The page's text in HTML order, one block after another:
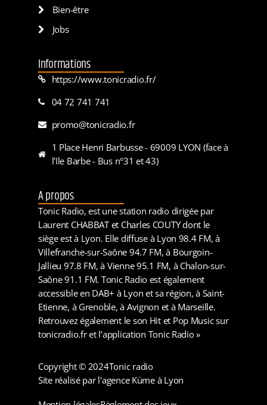
Bien-être
Jobs
Informations
https://www.tonicradio.fr/
04 72 741 741
promo@tonicradio.fr
1 Place Henri Barbusse - 69009 LYON (face à
l'Ile Barbe - Bus n°31 et 43)
A propos
Tonic Radio, est une station radio dirigée par
Laurent CHABBAT et Charles COUTY dont le
siège est à Lyon. Elle diffuse à Lyon 98.4 FM, à
Villefranche-sur-Saône 94.7 FM, à Bourgoin-
Jallieu 97.8 FM, à Vienne 95.1 FM, à Chalon-sur-
Saône 91.1 FM. Tonic Radio est également
accessible en DAB+ à Lyon et sa région, à Saint-
Etienne, à Grenoble, à Avignon et à Marseille.
Retrouvez également le son Hit et Pop Music sur
tonicradio.fr et l’application Tonic Radio »
Copyright © 2024Tonic radio
Site réalisé par l'agence Küme à Lyon